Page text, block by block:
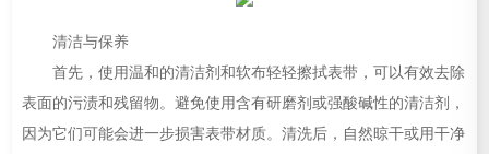
清洁与保养
首先，使用温和的清洁剂和软布轻轻擦拭表带，可以有效去除
表面的污渍和残留物。避免使用含有研磨剂或强酸碱性的清洁剂，
因为它们可能会进一步损害表带材质。清洗后，自然晾干或用干净